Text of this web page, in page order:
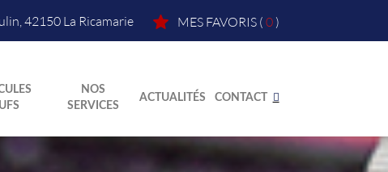
,42150 La Ricamarie MES FAVORIS( 0)
NOS
SERVICES
ACTUALITÉS CONTACT